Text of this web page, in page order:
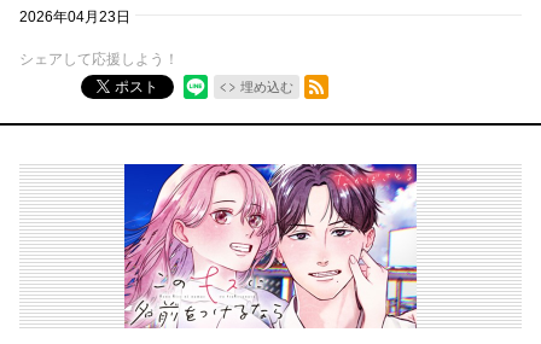
2026年04月23日
シェアして応援しよう！
ポスト
埋め込む
RSSフィード